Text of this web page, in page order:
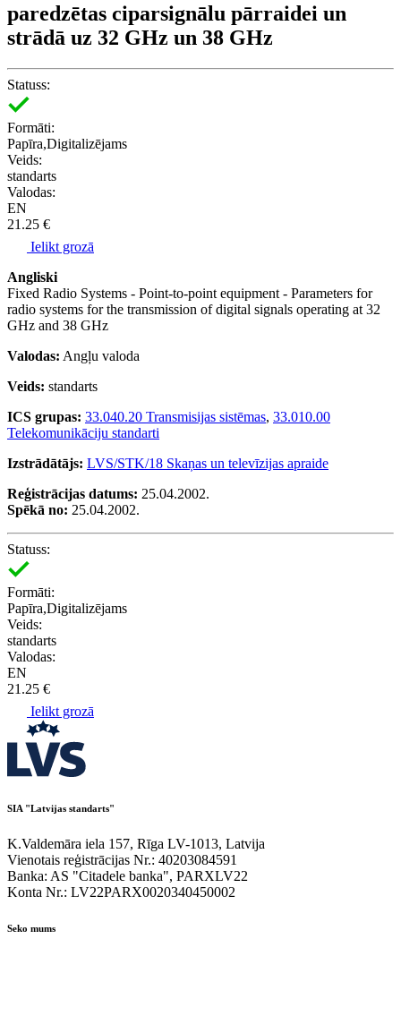
paredzētas ciparsignālu pārraidei un
strādā uz 32 GHz un 38 GHz
Statuss:
Formāti:
Papīra,Digitalizējams
Veids:
standarts
Valodas:
EN
21.25 €
Ielikt grozā
Angliski
Fixed Radio Systems - Point-to-point equipment - Parameters for
radio systems for the transmission of digital signals operating at 32
GHz and 38 GHz
Valodas: Angļu valoda
Veids: standarts
ICS grupas: 33.040.20 Transmisijas sistēmas, 33.010.00
Telekomunikāciju standarti
Izstrādātājs: LVS/STK/18 Skaņas un televīzijas apraide
Reģistrācijas datums: 25.04.2002.
Spēkā no: 25.04.2002.
Statuss:
Formāti:
Papīra,Digitalizējams
Veids:
standarts
Valodas:
EN
21.25 €
Ielikt grozā
SIA "Latvijas standarts"
K.Valdemāra iela 157, Rīga LV-1013, Latvija
Vienotais reģistrācijas Nr.: 40203084591
Banka: AS "Citadele banka", PARXLV22
Konta Nr.: LV22PARX0020340450002
Seko mums